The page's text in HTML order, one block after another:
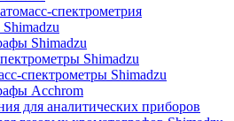
спектрометрия
Shimadzu
Shimadzu
спектрометры Shimadzu
Acchrom
для аналитических приборов